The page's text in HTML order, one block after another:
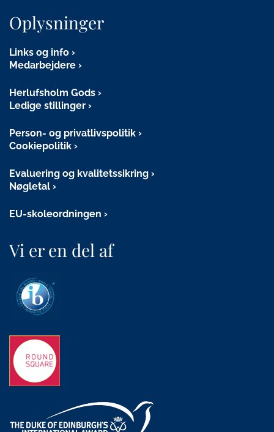
Oplysninger
Links og info
Medarbejdere
Herlufsholm Gods
Ledige stillinger
Person- og privatlivspolitik
Cookiepolitik
Evaluering og kvalitetssikring
Nøgletal
EU-skoleordningen
Vi er en del af